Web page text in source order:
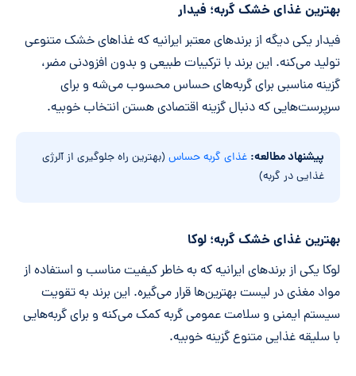
بهترین غذای خشک گربه؛ فیدار
فیدار یکی دیگه از برندهای معتبر ایرانیه که غذاهای خشک متنوعی
تولید می‌کنه. این برند با ترکیبات طبیعی و بدون افزودنی مضر،
گزینه مناسبی برای گربه‌های حساس محسوب می‌شه و برای
سرپرست‌هایی که دنبال گزینه اقتصادی هستن انتخاب خوبیه.
پیشنهاد مطالعه: غذای گربه حساس(بهترین راه جلوگیری از آلرژی
غذایی در گربه)
بهترین غذای خشک گربه؛ لوکا
لوکا یکی از برندهای ایرانیه که به خاطر کیفیت مناسب و استفاده از
مواد مغذی در لیست بهترین‌ها قرار می‌گیره. این برند به تقویت
سیستم ایمنی و سلامت عمومی گربه کمک می‌کنه و برای گربه‌هایی
با سلیقه غذایی متنوع گزینه خوبیه.